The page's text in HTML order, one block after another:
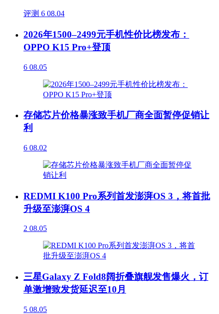
评测 6 08.04
2026年1500–2499元手机性价比榜发布：
OPPO K15 Pro+登顶
6 08.05
存储芯片价格暴涨致手机厂商全面暂停促销让
利
6 08.02
REDMI K100 Pro系列首发澎湃OS 3，将首批
升级至澎湃OS 4
2 08.05
三星Galaxy Z Fold8阔折叠旗舰发售爆火，订
单激增致发货延迟至10月
5 08.05